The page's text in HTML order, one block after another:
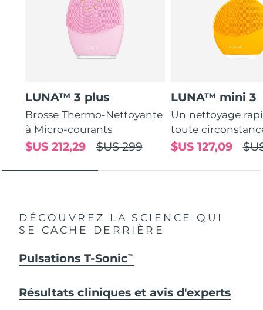
LUNA™ 3 plus
Brosse Thermo-Nettoyante
à Micro-courants
$US 299
$US 212,29
LUNA™ mini 3
Un nettoyage
toute
$US 127,09
DÉCOUVREZ LA SCIENCE QUI
SE CACHE DERRIÈRE
Pulsations T-SonicTM
Résultats cliniques et avis d'experts